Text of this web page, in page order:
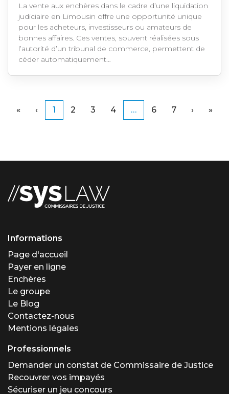
La vente aux enchères dans le cadre d’une liquidation
judiciaire en Limousin offre une opportunité unique
pour les acheteurs, investisseurs ou amateurs de
bonnes affaires. Ces ventes, souvent réalisées sous
l’autorité d’un tribunal de commerce, permettent de
céder automatiquement…
« ‹ 1 (actuel)
2 3 4 …(actuel)
6 7 › »
Informations
Page d'accueil
Payer en ligne
Enchères
Le groupe
Le Blog
Contactez-nous
Mentions légales
Professionnels
Demander un constat de Commissaire de Justice
Recouvrer vos impayés
Sécuriser un jeu concours